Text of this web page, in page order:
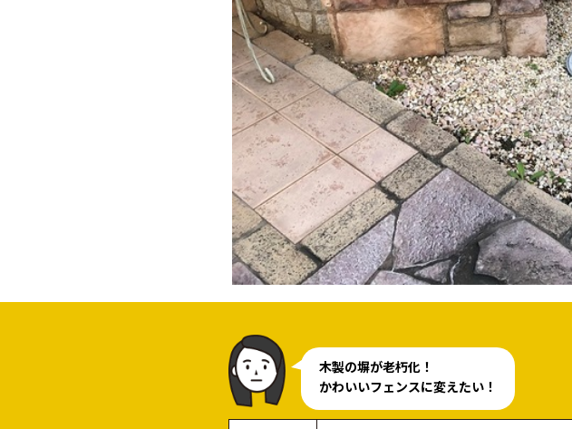
木製の塀が老朽化！
かわいいフェンスに変えたい！